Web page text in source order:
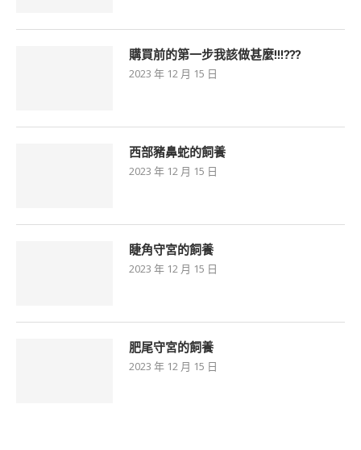
購買前的第一步我該做甚麼!!!???
2023 年 12 月 15 日
西部豬鼻蛇的飼養
2023 年 12 月 15 日
睫角守宮的飼養
2023 年 12 月 15 日
肥尾守宮的飼養
2023 年 12 月 15 日